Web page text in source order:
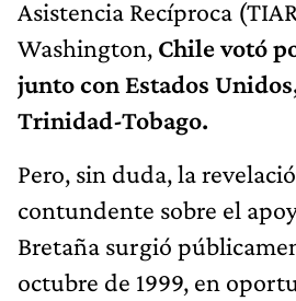
Asistencia Recíproca
Washington, Chile votó
junto con Estados
Trinidad-Tobago.
Pero, sin duda, la
contundente sobre el
Bretaña surgió
octubre de 1999, en